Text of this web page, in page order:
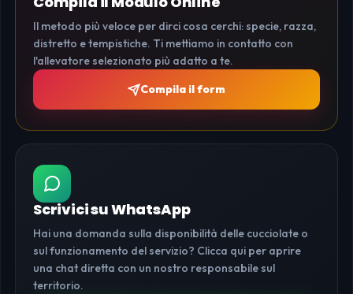
Il metodo più veloce per dirci cosa cerchi: specie, razza,
distretto e tempistiche. Ti mettiamo in contatto con
l'allevatore selezionato più adatto a te.
Compila il form
Scrivici su WhatsApp
Hai una domanda sulla disponibilità delle cucciolate o
sul funzionamento del servizio? Clicca qui per aprire
una chat diretta con un nostro responsabile sul
territorio.